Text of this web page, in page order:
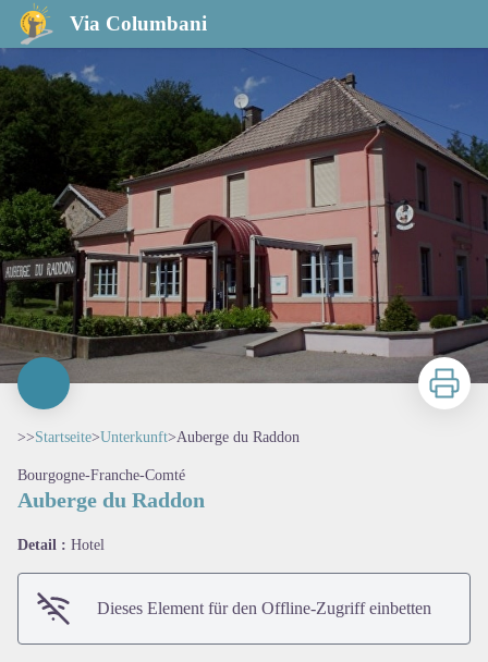
Via Columbani
Auberge du Raddon
Zu
>>Startseite>Unterkunft>Auberge du Raddon
Bourgogne-Franche-Comté
Auberge du Raddon
Detail : Hotel
Dieses Element für den Offline-Zugriff einbetten